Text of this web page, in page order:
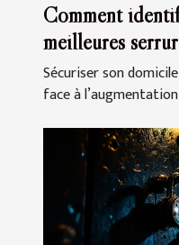
Comment
meilleures
votre domicile
Sécuriser son
face à